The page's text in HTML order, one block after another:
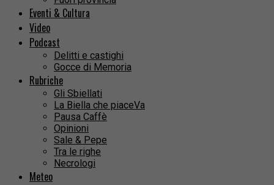
Eventi & Cultura
Video
Podcast
Delitti e castighi
Gocce di Memoria
Rubriche
Gli Sbiellati
La Biella che piaceVa
Pausa Caffè
Opinioni
Sale & Pepe
Tra le righe
Necrologi
Meteo